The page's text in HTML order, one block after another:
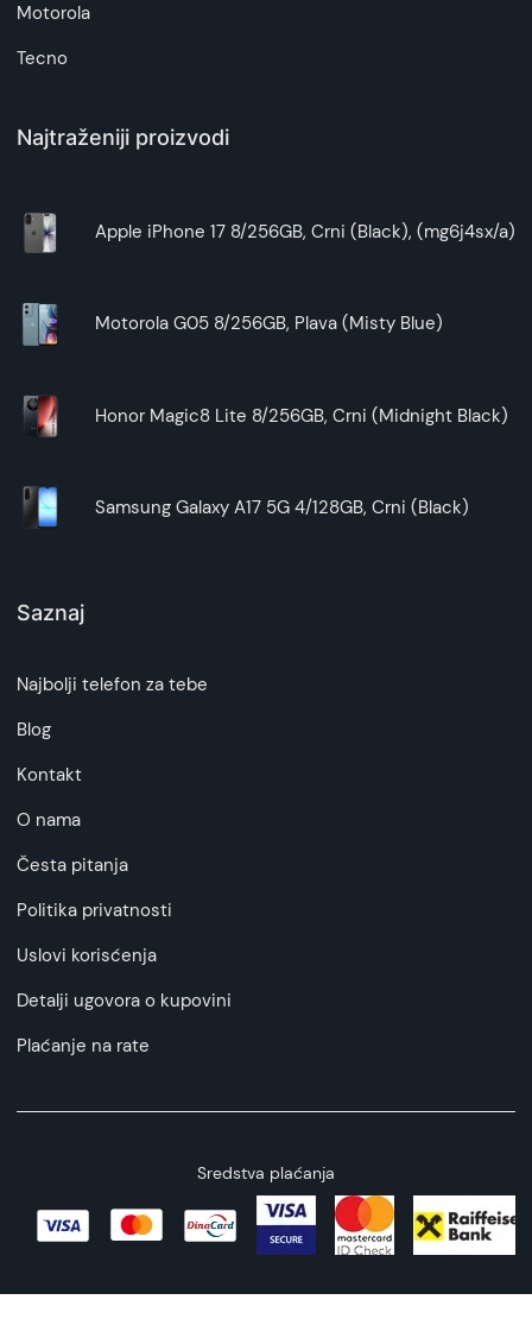
Motorola
Tecno
Najtraženiji proizvodi
Apple iPhone 17 8/256GB, Crni (Black), (mg6j4sx/a)
Motorola G05 8/256GB, Plava (Misty Blue)
Honor Magic8 Lite 8/256GB, Crni (Midnight Black)
Samsung Galaxy A17 5G 4/128GB, Crni (Black)
Saznaj
Najbolji telefon za tebe
Blog
Kontakt
O nama
Česta pitanja
Politika privatnosti
Uslovi korisćenja
Detalji ugovora o kupovini
Plaćanje na rate
Sredstva plaćanja